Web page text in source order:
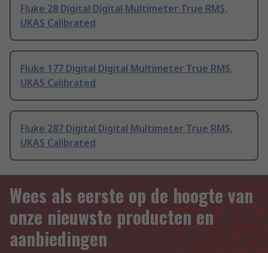
Fluke 28 Digital Digital Multimeter True RMS,
UKAS Calibrated
Fluke 177 Digital Digital Multimeter True RMS,
UKAS Calibrated
Fluke 287 Digital Digital Multimeter True RMS,
UKAS Calibrated
Wees als eerste op de hoogte van
onze nieuwste producten en
aanbiedingen